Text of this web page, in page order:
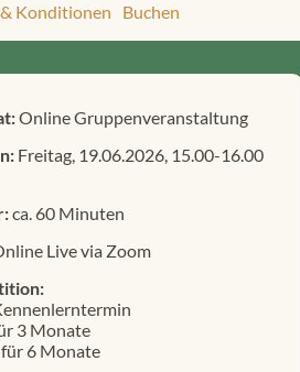
Konditionen Buchen
Online Gruppenveranstaltung
Freitag, 19.06.2026, 15.00-16.00
ca. 60 Minuten
Live via Zoom
3 Monate
für 6 Monate